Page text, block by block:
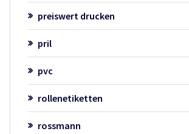
preiswert drucken
pril
pvc
rollenetiketten
rossmann